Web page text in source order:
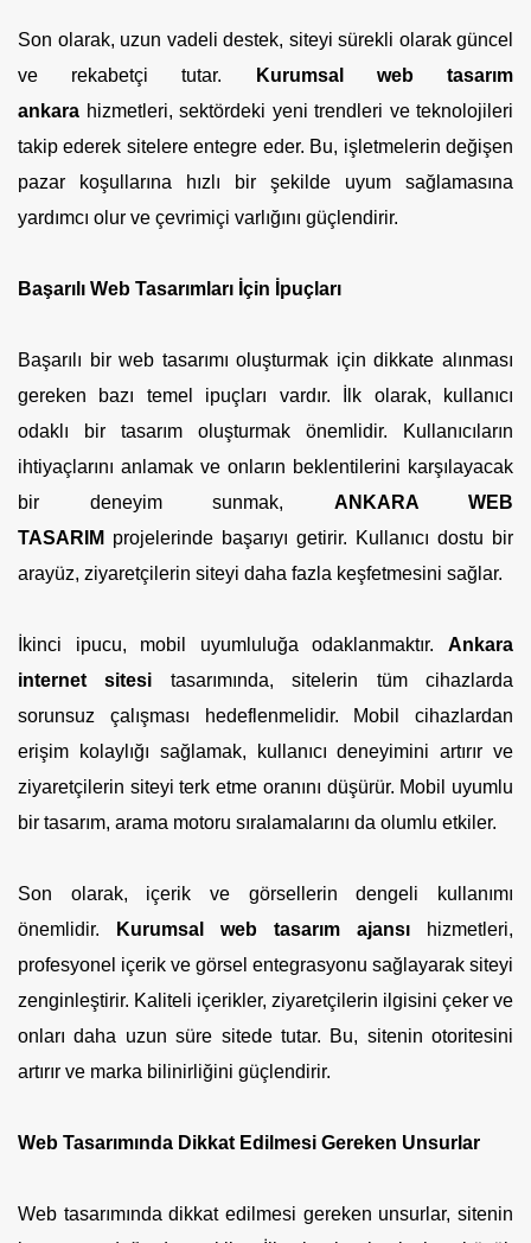
Son olarak, uzun vadeli destek, siteyi sürekli olarak güncel
ve rekabetçi tutar.
Kurumsal web tasarım
ankara hizmetleri, sektördeki yeni trendleri ve teknolojileri
takip ederek sitelere entegre eder. Bu, işletmelerin değişen
pazar koşullarına hızlı bir şekilde uyum sağlamasına
yardımcı olur ve çevrimiçi varlığını güçlendirir.
Başarılı Web Tasarımları İçin İpuçları
Başarılı bir web tasarımı oluşturmak için dikkate alınması
gereken bazı temel ipuçları vardır. İlk olarak, kullanıcı
odaklı bir tasarım oluşturmak önemlidir. Kullanıcıların
ihtiyaçlarını anlamak ve onların beklentilerini karşılayacak
bir deneyim sunmak, ANKARA WEB
TASARIM projelerinde başarıyı getirir. Kullanıcı dostu bir
arayüz, ziyaretçilerin siteyi daha fazla keşfetmesini sağlar.
İkinci ipucu, mobil uyumluluğa odaklanmaktır. Ankara
internet sitesi tasarımında, sitelerin tüm cihazlarda
sorunsuz çalışması hedeflenmelidir. Mobil cihazlardan
erişim kolaylığı sağlamak, kullanıcı deneyimini artırır ve
ziyaretçilerin siteyi terk etme oranını düşürür. Mobil uyumlu
bir tasarım, arama motoru sıralamalarını da olumlu etkiler.
Son olarak, içerik ve görsellerin dengeli kullanımı
önemlidir.
Kurumsal web tasarım ajansı hizmetleri,
profesyonel içerik ve görsel entegrasyonu sağlayarak siteyi
zenginleştirir. Kaliteli içerikler, ziyaretçilerin ilgisini çeker ve
onları daha uzun süre sitede tutar. Bu, sitenin otoritesini
artırır ve marka bilinirliğini güçlendirir.
Web Tasarımında Dikkat Edilmesi Gereken Unsurlar
Web tasarımında dikkat edilmesi gereken unsurlar, sitenin